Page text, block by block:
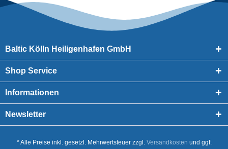
Baltic Kölln Heiligenhafen GmbH
Shop Service
Informationen
Newsletter
* Alle Preise inkl. gesetzl. Mehrwertsteuer zzgl. Versandkosten und ggf.